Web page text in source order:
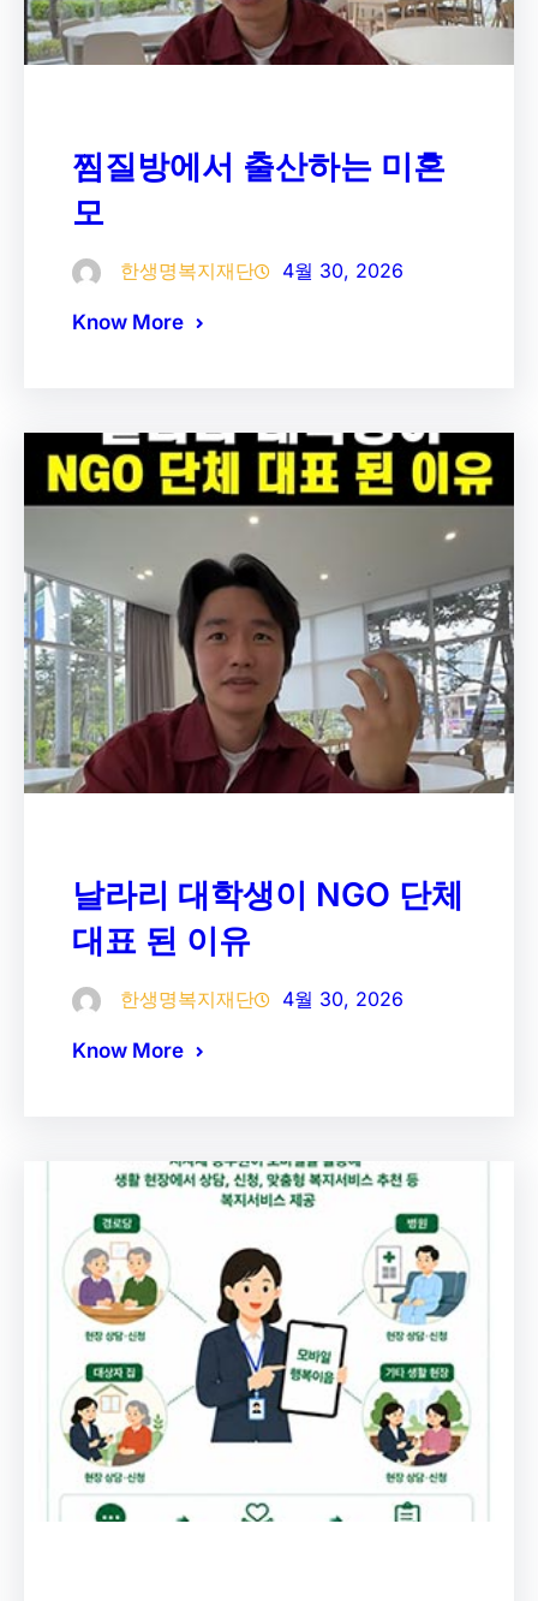
찜질방에서 출산하는 미혼
모
한생명복지재단 4월 30, 2026
Know More
날라리 대학생이 NGO 단체
대표 된 이유
한생명복지재단 4월 30, 2026
Know More